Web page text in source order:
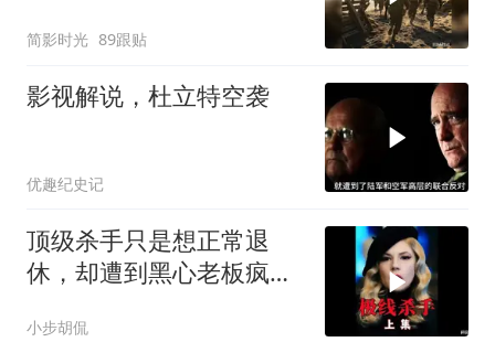
简影时光 89跟贴
影视解说，杜立特空袭
优趣纪史记
顶级杀手只是想正常退
休，却遭到黑心老板疯狂
小步胡侃